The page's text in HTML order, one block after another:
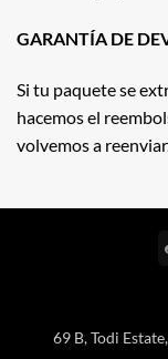
GARANTÍA DE
Si tu paquete se
hacemos el
volvemos a
69 B, Todi